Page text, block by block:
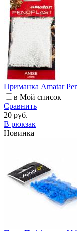
Приманка Amatar
в Мой список
Сравнить
20 руб.
В рюкзак
Новинка